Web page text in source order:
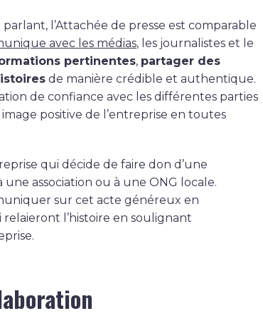
l’Attachée de presse est comparable
avec les médias, les journalistes et le
pertinentes, partager des
de manière crédible et authentique.
de confiance avec les différentes parties
positive de l’entreprise en toutes
qui décide de faire don d’une
association ou à une ONG locale.
sur cet acte généreux en
relaieront l’histoire en soulignant